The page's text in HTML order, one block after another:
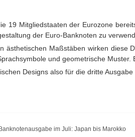
19 Mitgliedstaaten der Eurozone
der Euro-Banknoten zu
ästhetischen Maßstäben wirken diese
und geometrische Muster.
Designs also für die dritte
im Juli: Japan bis Marokko